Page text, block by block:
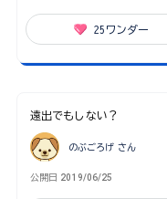
25 ワンダー
遠出でもしない？
のぶごろげ さん
公開日 2019/06/25